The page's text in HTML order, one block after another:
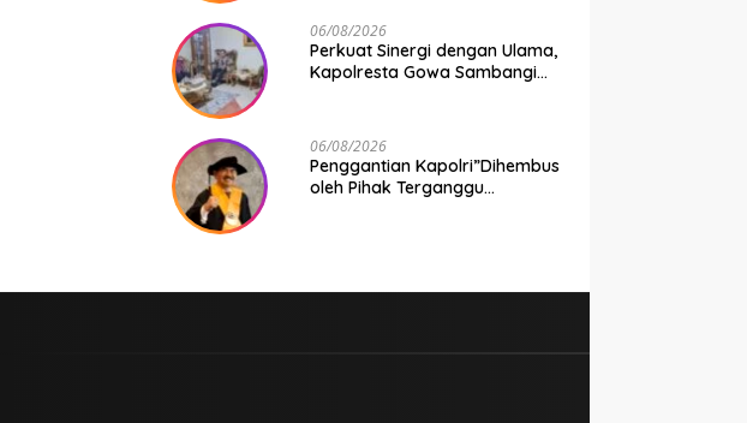
06/08/2026
Perkuat Sinergi dengan Ulama,
Kapolresta Gowa Sambangi
06/08/2026
Penggantian Kapolri”Dihembus
oleh Pihak Terganggu